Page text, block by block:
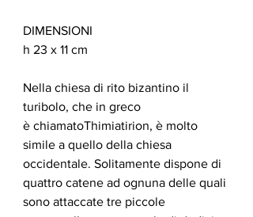
DIMENSIONI
h 23 x 11 cm
Nella chiesa di rito bizantino il
turibolo, che in greco
è chiamatoThimiatirion, è molto
simile a quello della chiesa
occidentale. Solitamente dispone di
quattro catene ad ognuna delle quali
sono attaccate tre piccole